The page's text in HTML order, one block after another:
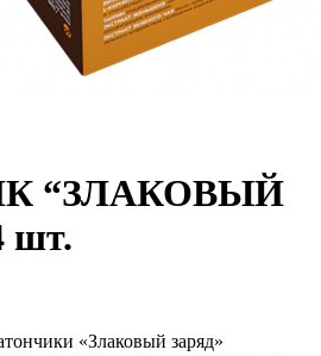
“ЗЛАКОВЫЙ
шт.
«Злаковый заряд»